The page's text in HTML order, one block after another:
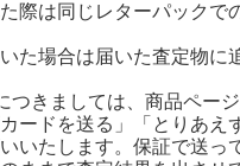
際は同じレターパックで
た場合は届いた査定物に
つきましては、商品ペー
ードを送る」「とりあえ
いたします。保証で送っ